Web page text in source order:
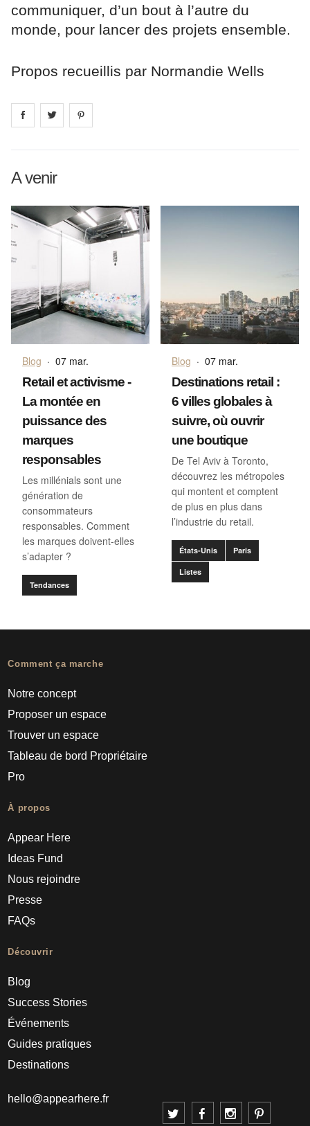
communiquer, d’un bout à l’autre du
monde, pour lancer des projets ensemble.
Propos recueillis par Normandie Wells
Share on facebook
Share on
A venir
Blog · 07 mar.
Retail et activisme -
La montée en
puissance des
marques
responsables
Les millénials sont une
génération de
consommateurs
responsables. Comment
les marques doivent-elles
s’adapter ?
Tendances
Blog · 07 mar.
Destinations retail :
6 villes globales à
suivre, où ouvrir
une boutique
De Tel Aviv à Toronto,
découvrez les métropoles
qui montent et comptent
de plus en plus dans
l’industrie du retail.
États-Unis Paris
Listes
Comment ça marche
Notre concept
Proposer un espace
Trouver un espace
Tableau de bord Propriétaire
Pro
À propos
Appear Here
Ideas Fund
Nous rejoindre
Presse
FAQs
Découvrir
Blog
Success Stories
Événements
Guides pratiques
Destinations
hello@appearhere.fr